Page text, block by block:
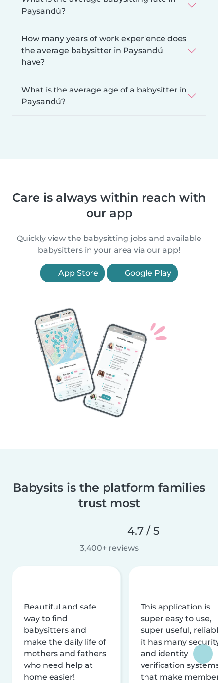
Paysandú?
How many years of work experience does
the average babysitter in Paysandú
have?
What is the average age of a babysitter in
Paysandú?
Care is always within reach with
our app
Quickly view the babysitting jobs and available
babysitters in your area via our app!
App Store Google Play
Babysits is the platform families
trust most
4.7 / 5
3,400+ reviews
Beautiful and safe
way to find
babysitters and
make the daily life of
mothers and fathers
who need help at
home easier!
This application is
super easy to use,
super useful,
it has many
and identity
verification
that make